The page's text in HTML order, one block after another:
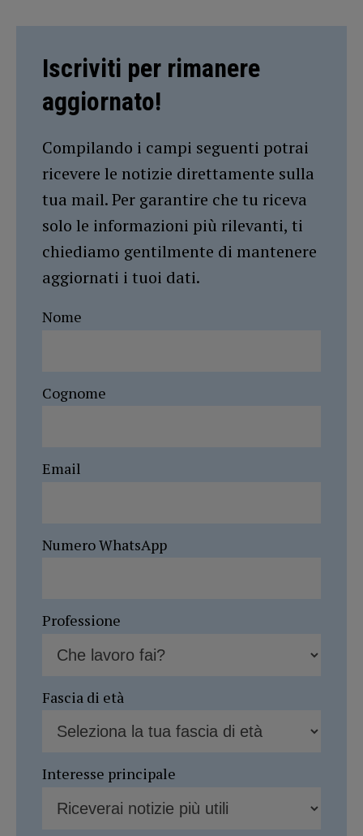
Iscriviti per rimanere
aggiornato!
Compilando i campi seguenti potrai
ricevere le notizie direttamente sulla
tua mail. Per garantire che tu riceva
solo le informazioni più rilevanti, ti
chiediamo gentilmente di mantenere
aggiornati i tuoi dati.
Nome
Cognome
Email
Numero WhatsApp
Professione
Fascia di età
Interesse principale